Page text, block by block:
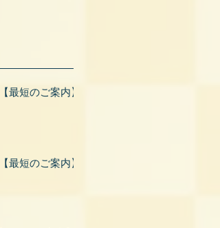
最短のご案内】
最短のご案内】